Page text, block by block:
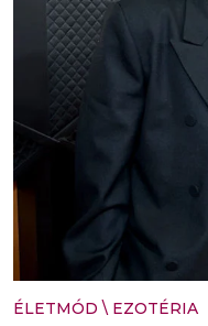
ÉLETMÓD \ EZOTÉRIA